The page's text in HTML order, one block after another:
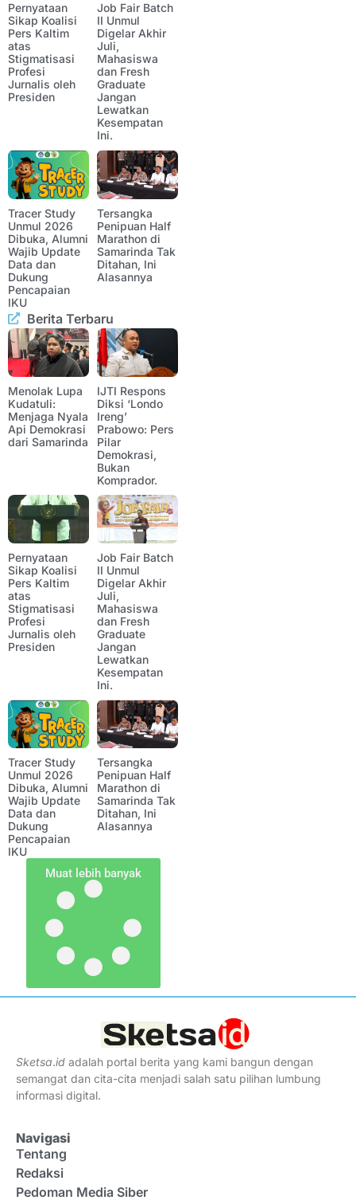
Pernyataan
Sikap Koalisi
Pers Kaltim
atas
Stigmatisasi
Profesi
Jurnalis oleh
Presiden
Job Fair Batch
II Unmul
Digelar Akhir
Juli,
Mahasiswa
dan Fresh
Graduate
Jangan
Lewatkan
Kesempatan
Ini.
Tracer Study
Unmul 2026
Dibuka, Alumni
Wajib Update
Data dan
Dukung
Pencapaian
IKU
Tersangka
Penipuan Half
Marathon di
Samarinda Tak
Ditahan, Ini
Alasannya
Berita Terbaru
Menolak Lupa
Kudatuli:
Menjaga Nyala
Api Demokrasi
dari Samarinda
IJTI Respons
Diksi ‘Londo
Ireng’
Prabowo: Pers
Pilar
Demokrasi,
Bukan
Komprador.
Pernyataan
Sikap Koalisi
Pers Kaltim
atas
Stigmatisasi
Profesi
Jurnalis oleh
Presiden
Job Fair Batch
II Unmul
Digelar Akhir
Juli,
Mahasiswa
dan Fresh
Graduate
Jangan
Lewatkan
Kesempatan
Ini.
Tracer Study
Unmul 2026
Dibuka, Alumni
Wajib Update
Data dan
Dukung
Pencapaian
IKU
Tersangka
Penipuan Half
Marathon di
Samarinda Tak
Ditahan, Ini
Alasannya
Muat lebih banyak
Sketsa.id adalah portal berita yang kami bangun dengan
semangat dan cita-cita menjadi salah satu pilihan lumbung
informasi digital.
Navigasi
Tentang
Redaksi
Pedoman Media Siber